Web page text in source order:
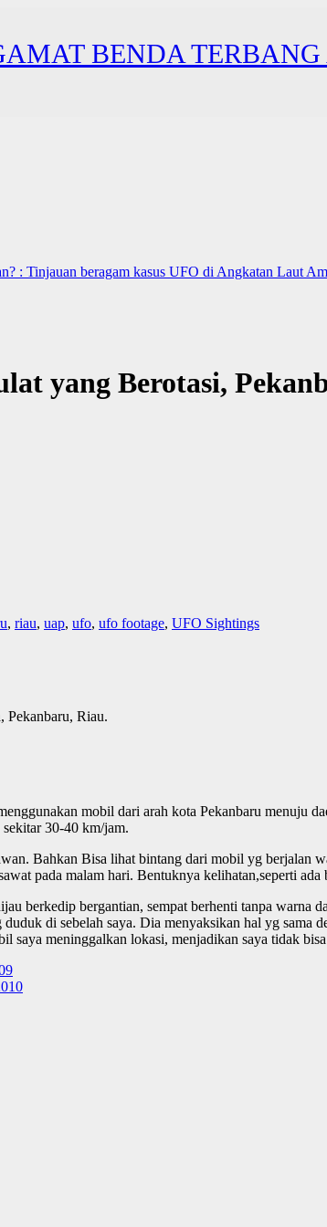
BENDA TERBANG
: Tinjauan beragam kasus UFO di Angkatan Laut
yang Berotasi,
, riau, uap, ufo, ufo footage, UFO Sightings
Pekanbaru, Riau.
mobil dari arah kota Pekanbaru
30-40 km/jam.
Bahkan Bisa lihat bintang dari mobil yg berjalan
pada malam hari. Bentuknya kelihatan,seperti
berkedip bergantian, sempat berhenti tanpa
di sebelah saya. Dia menyaksikan hal yg
saya meninggalkan lokasi, menjadikan saya tidak